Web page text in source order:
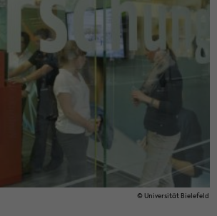
© Uni­ver­si­tät Bie­le­feld